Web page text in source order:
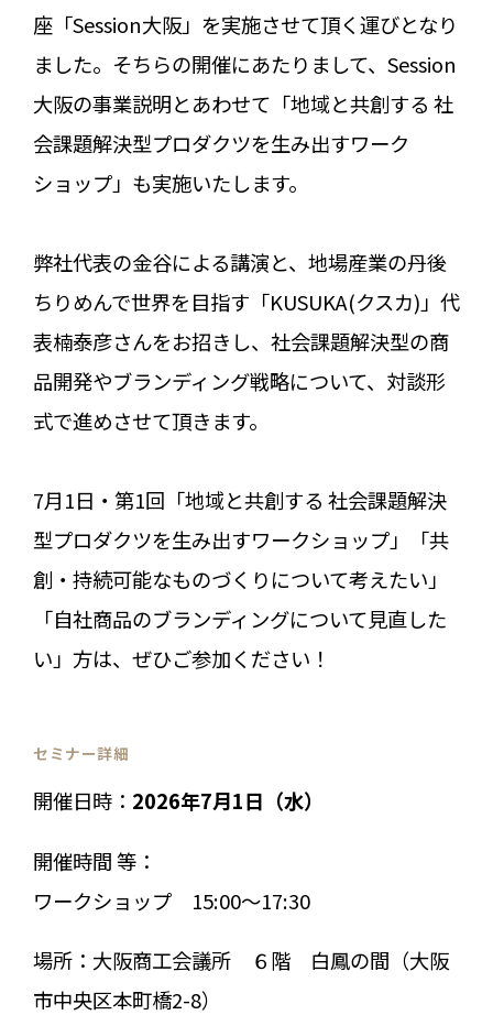
座「Session大阪」を実施させて頂く運びとなり
ました。そちらの開催にあたりまして、Session
大阪の事業説明とあわせて「地域と共創する 社
会課題解決型プロダクツを生み出すワーク
ショップ」も実施いたします。
弊社代表の金谷による講演と、地場産業の丹後
ちりめんで世界を目指す「KUSUKA(クスカ)」代
表楠泰彦さんをお招きし、社会課題解決型の商
品開発やブランディング戦略について、対談形
式で進めさせて頂きます。
7月1日・第1回「地域と共創する 社会課題解決
型プロダクツを生み出すワークショップ」「共
創・持続可能なものづくりについて考えたい」
「自社商品のブランディングについて見直した
い」方は、ぜひご参加ください！
セミナー詳細
開催日時： 2026年7月1日（水）
開催時間 等：
ワークショップ 15:00～17:30
場所：大阪商工会議所 ６階 白鳳の間（大阪
市中央区本町橋2-8）